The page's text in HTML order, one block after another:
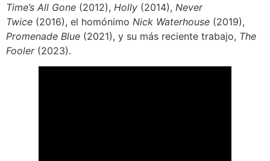
Time’s All Gone (2012), Holly (2014), Never
Twice (2016), el homónimo Nick Waterhouse (2019),
Promenade Blue (2021), y su más reciente trabajo, The
Fooler(2023).